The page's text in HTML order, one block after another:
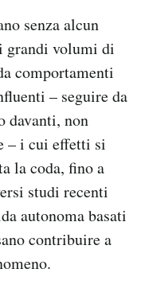
senza alcun
grandi volumi di
comportamenti
– seguire da
davanti, non
– i cui effetti si
la coda, fino a
studi recenti
autonoma basati
contribuire a